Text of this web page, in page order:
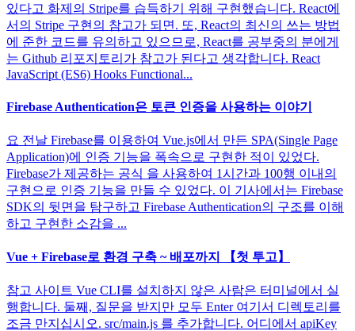
있다고 화제의 Stripe를 습득하기 위해 구현했습니다. React에
서의 Stripe 구현의 참고가 되면. 또, React의 최신의 쓰는 방법
에 준한 코드를 유의하고 있으므로, React를 공부중의 분에게
는 Github 리포지토리가 참고가 된다고 생각합니다. React
JavaScript (ES6) Hooks Functional...
Firebase Authentication은 토큰 인증을 사용하는 이야기
요 전날 Firebase를 이용하여 Vue.js에서 만든 SPA(Single Page
Application)에 인증 기능을 폭속으로 구현한 적이 있었다.
Firebase가 제공하는 공식 을 사용하여 1시간과 100행 이내의
구현으로 인증 기능을 만들 수 있었다. 이 기사에서는 Firebase
SDK의 뒷면을 탐구하고 Firebase Authentication의 구조를 이해
하고 구현한 소감을 ...
Vue + Firebase로 환경 구축 ~ 배포까지 【첫 투고】
참고 사이트 Vue CLI를 설치하지 않은 사람은 터미널에서 실
행합니다. 둘째, 질문을 받지만 모두 Enter 여기서 디렉토리를
조금 만지십시오. src/main.js 를 추가합니다. 어디에서 apiKey